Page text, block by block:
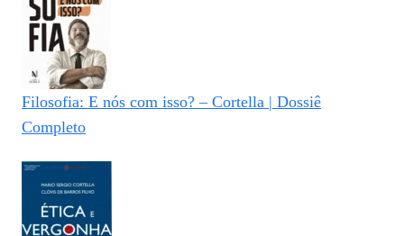
Filosofia: E nós com isso? – Cortella | Dossiê
Completo